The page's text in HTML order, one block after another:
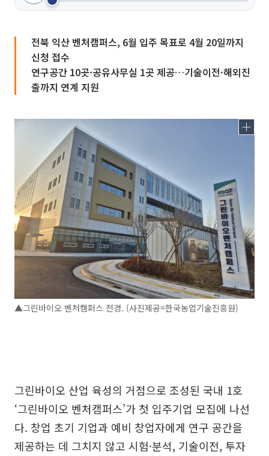
전북 익산 벤처캠퍼스, 6월 입주 목표로 4월 20일까지
신청 접수
연구공간 10곳·공유사무실 1곳 제공…기술이전·해외진
출까지 연계 지원
▲그린바이오 벤처캠퍼스 전경. (사진제공=한국농업기술진흥원)
그린바이오 산업 육성의 거점으로 조성된 국내 1호
‘그린바이오 벤처캠퍼스’가 첫 입주기업 모집에 나선
다. 창업 초기 기업과 예비 창업자에게 연구 공간을
제공하는 데 그치지 않고 시험·분석, 기술이전, 투자